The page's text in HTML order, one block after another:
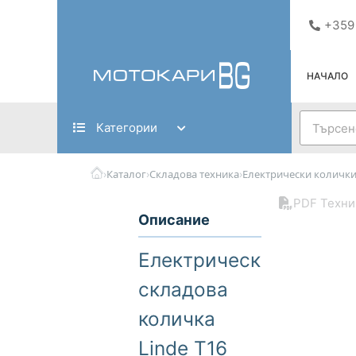
НАЧАЛО
Категории
›Каталог›Складова техника›Електрически колички
Описание
Електрическа
складова
количка
Linde T16
PDF